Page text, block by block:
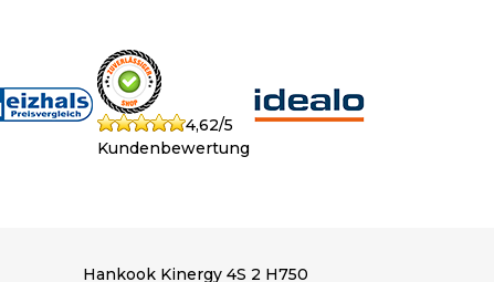
4,62/5
Kundenbewertung
Hankook Kinergy 4S 2 H750